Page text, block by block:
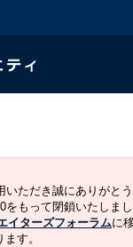
ただき誠にありがとう
もって閉鎖いたしまし
イターズフォーラムに
す。